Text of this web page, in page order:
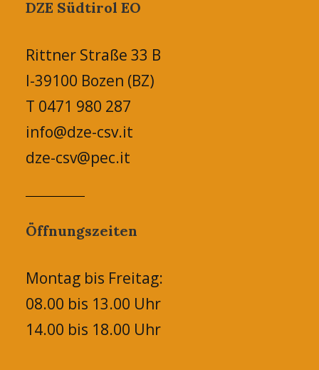
DZE Südtirol EO
Rittner Straße 33 B
I-39100 Bozen (BZ)
T 0471 980 287
info@dze-csv.it
dze-csv@pec.it
Öffnungszeiten
Montag bis Freitag:
08.00 bis 13.00 Uhr
14.00 bis 18.00 Uhr